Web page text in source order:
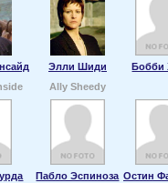
Элли Шиди
Бобби
Ally Sheedy
Пабло Эспиноза Остин